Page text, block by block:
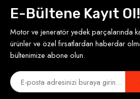
E-Bültene Kayıt Ol!
Motor ve jeneratör yedek parçalarında
ürünler ve özel fırsatlardan haberdar
bültenimize abone olun.